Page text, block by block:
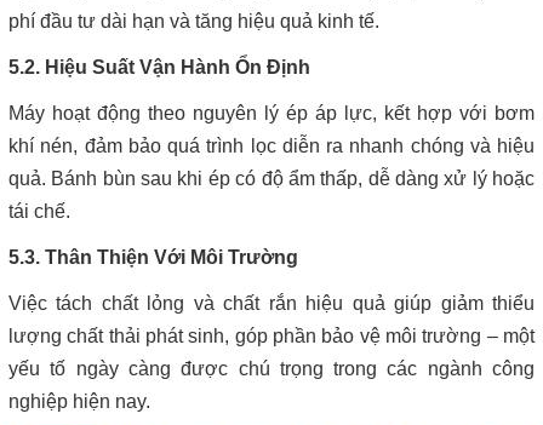
phí đầu tư dài hạn và tăng hiệu quả kinh tế.
5.2. Hiệu Suất Vận Hành Ổn Định
Máy hoạt động theo nguyên lý ép áp lực, kết hợp với bơm
khí nén, đảm bảo quá trình lọc diễn ra nhanh chóng và hiệu
quả. Bánh bùn sau khi ép có độ ẩm thấp, dễ dàng xử lý hoặc
tái chế.
5.3. Thân Thiện Với Môi Trường
Việc tách chất lỏng và chất rắn hiệu quả giúp giảm thiểu
lượng chất thải phát sinh, góp phần bảo vệ môi trường – một
yếu tố ngày càng được chú trọng trong các ngành công
nghiệp hiện nay.